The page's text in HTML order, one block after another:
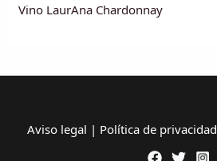
Vino LaurAna Chardonnay
Aviso legal | Política de privacidad